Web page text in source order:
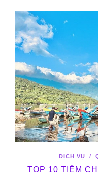
DỊCH VỤ /
TOP 10 TIỆM